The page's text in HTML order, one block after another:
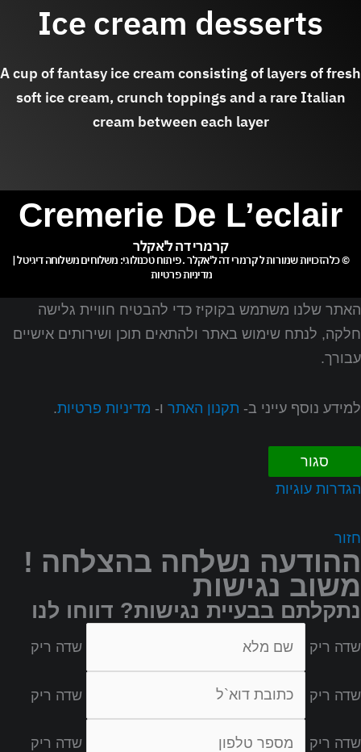
Ice cream desserts
A cup of fantasy ice cream consisting of layers of fresh
soft ice cream, crunch toppings and a rare Italian
cream between each layer
Cremerie De L’eclair
קרמרי דה ל'אקלר
© כל הזכויות שמורות לקרמרי דה ל'אקלר. פיתוח טכנולוגי: משלוחיםמשלוחה דיגיטל|
מדיניות פרטיות
האתר שלנו משתמש בקוקיז כדי להבטיח חוויית גלישה
חלקה, לנתח שימוש באתר ולהתאים תוכן ושירותים אישיים
עבורך.
למידע נוסף עייני ב- תקנון האתר ו- מדיניות פרטיות.
סגור
הגדרות עוגיות
חזור
ההודעה נשלחה בהצלחה !
משוב נגישות
נתקלתם בבעיית נגישות? דווחו לנו
שדה ריק שדה ריק
שדה ריק שדה ריק
שדה ריק שדה ריק